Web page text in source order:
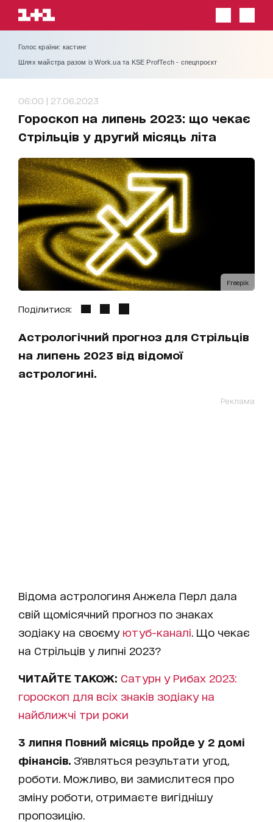
Голос країни: кастинг
Шлях майстра разом із Work.ua та KSE ProfTech - спецпроєкт
06:00 | 27.06.2023
Гороскоп на липень 2023: що чекає
Стрільців у другий місяць літа
Freepik
Поділитися:
Астрологічний прогноз для Стрільців
на липень 2023 від відомої
астрологині.
Реклама
Відома астрологиня Анжела Перл дала
свій щомісячний прогноз по знаках
зодіаку на своєму ютуб-каналі . Що чекає
на Стрільців у липні 2023?
ЧИТАЙТЕ ТАКОЖ: Сатурн у Рибах 2023:
гороскоп для всіх знаків зодіаку на
найближчі три роки
3 липня Повний місяць пройде у 2 домі
фінансів. З'являться результати угод,
роботи. Можливо, ви замислитеся про
зміну роботи, отримаєте вигіднішу
пропозицію.